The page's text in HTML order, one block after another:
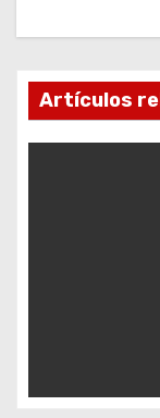
c
i
n
Artículos